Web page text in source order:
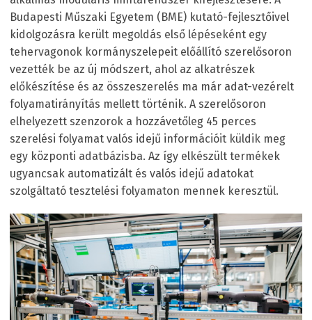
Budapesti Műszaki Egyetem (BME) kutató-fejlesztőivel
kidolgozásra került megoldás első lépéseként egy
tehervagonok kormányszelepeit előállító szerelősoron
vezették be az új módszert, ahol az alkatrészek
előkészítése és az összeszerelés ma már adat-vezérelt
folyamatirányítás mellett történik. A szerelősoron
elhelyezett szenzorok a hozzávetőleg 45 perces
szerelési folyamat valós idejű információit küldik meg
egy központi adatbázisba. Az így elkészült termékek
ugyancsak automatizált és valós idejű adatokat
szolgáltató tesztelési folyamaton mennek keresztül.